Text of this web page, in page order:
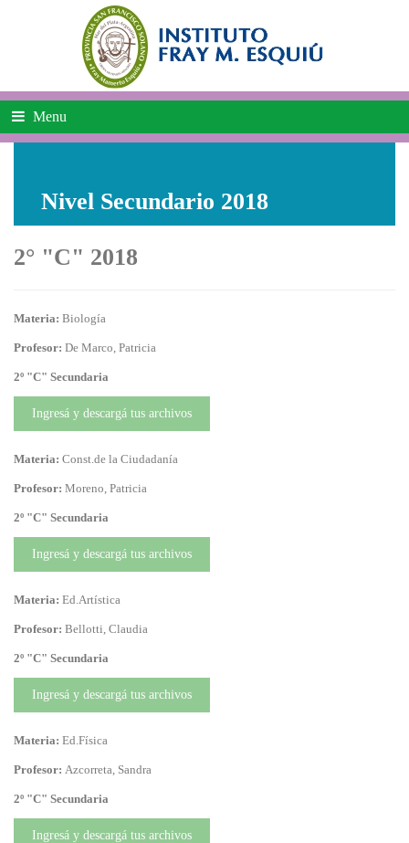
Menu
Nivel Secundario 2018
2° "C" 2018
Materia: Biología
Profesor: De Marco, Patricia
2º "C" Secundaria
Ingresá y descargá tus archivos
Materia: Const.de la Ciudadanía
Profesor: Moreno, Patricia
2º "C" Secundaria
Ingresá y descargá tus archivos
Materia: Ed.Artística
Profesor: Bellotti, Claudia
2º "C" Secundaria
Ingresá y descargá tus archivos
Materia: Ed.Física
Profesor: Azcorreta, Sandra
2º "C" Secundaria
Ingresá y descargá tus archivos